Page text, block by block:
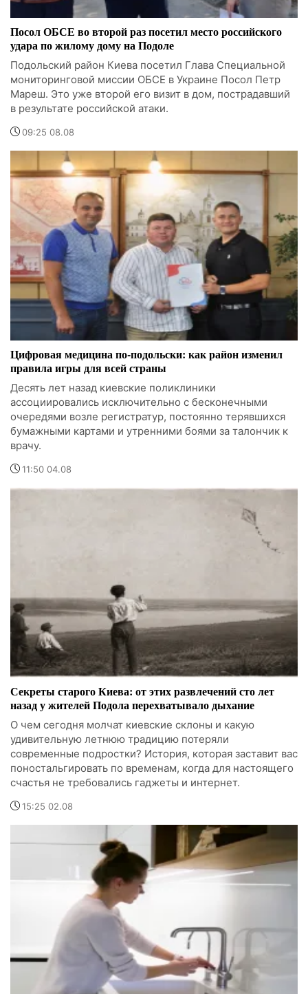
Посол ОБСЕ во второй раз посетил место российского
удара по жилому дому на Подоле
Подольский район Киева посетил Глава Специальной
мониторинговой миссии ОБСЕ в Украине Посол Петр
Мареш. Это уже второй его визит в дом, пострадавший
в результате российской атаки.
09:25 08.08
Цифровая медицина по-подольски: как район изменил
правила игры для всей страны
Десять лет назад киевские поликлиники
ассоциировались исключительно с бесконечными
очередями возле регистратур, постоянно терявшихся
бумажными картами и утренними боями за талончик к
врачу.
11:50 04.08
Секреты старого Киева: от этих развлечений сто лет
назад у жителей Подола перехватывало дыхание
О чем сегодня молчат киевские склоны и какую
удивительную летнюю традицию потеряли
современные подростки? История, которая заставит вас
поностальгировать по временам, когда для настоящего
счастья не требовались гаджеты и интернет.
15:25 02.08